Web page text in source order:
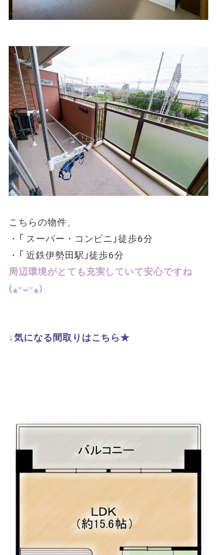
こちらの物件、
・「 スーパー・コンビニ」徒歩6分
・「 近鉄伊勢田駅」徒歩6分
周辺環境がとても充実していて安心ですね
(⁎ᵕᴗᵕ⁎)︎
↓気になる間取りはこちら★